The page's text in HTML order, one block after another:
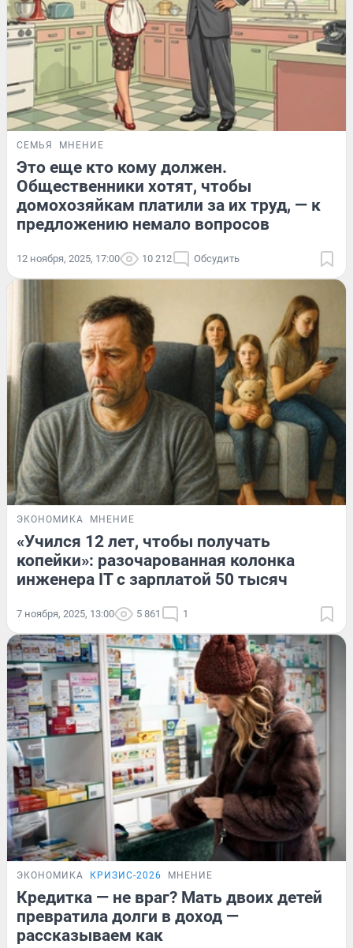
СЕМЬЯ МНЕНИЕ
Это еще кто кому должен.
Общественники хотят, чтобы
домохозяйкам платили за их труд, — к
предложению немало вопросов
12 ноября, 2025, 17:00 10 212 Обсудить
ЭКОНОМИКА МНЕНИЕ
«Учился 12 лет, чтобы получать
копейки»: разочарованная колонка
инженера IT с зарплатой 50 тысяч
7 ноября, 2025, 13:00 5 861 1
ЭКОНОМИКА КРИЗИС-2026 МНЕНИЕ
Кредитка — не враг? Мать двоих детей
превратила долги в доход —
рассказываем как